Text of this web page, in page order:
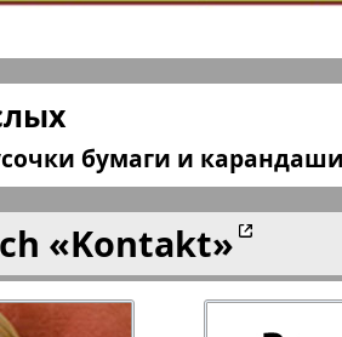
Redakzija
Rubezh
бумаги и
«Kontakt»